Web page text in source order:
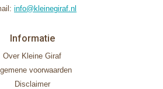
info@kleinegiraf.nl
Informatie
Over Kleine Giraf
voorwaarden
Disclaimer